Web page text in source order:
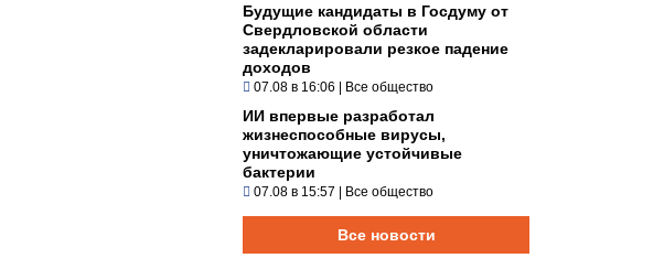
Будущие кандидаты в Госдуму от
Свердловской области
задекларировали резкое падение
доходов
07.08 в 16:06 | Все общество
ИИ впервые разработал
жизнеспособные вирусы,
уничтожающие устойчивые
бактерии
07.08 в 15:57 | Все общество
Все новости